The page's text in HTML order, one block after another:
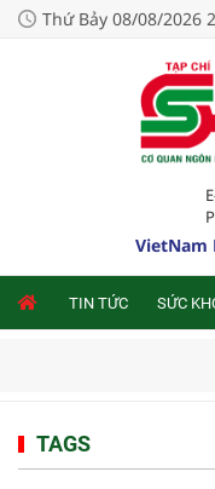
Thứ Bảy 08/08/2026
VietNam
TIN TỨC SỨC
TAGS